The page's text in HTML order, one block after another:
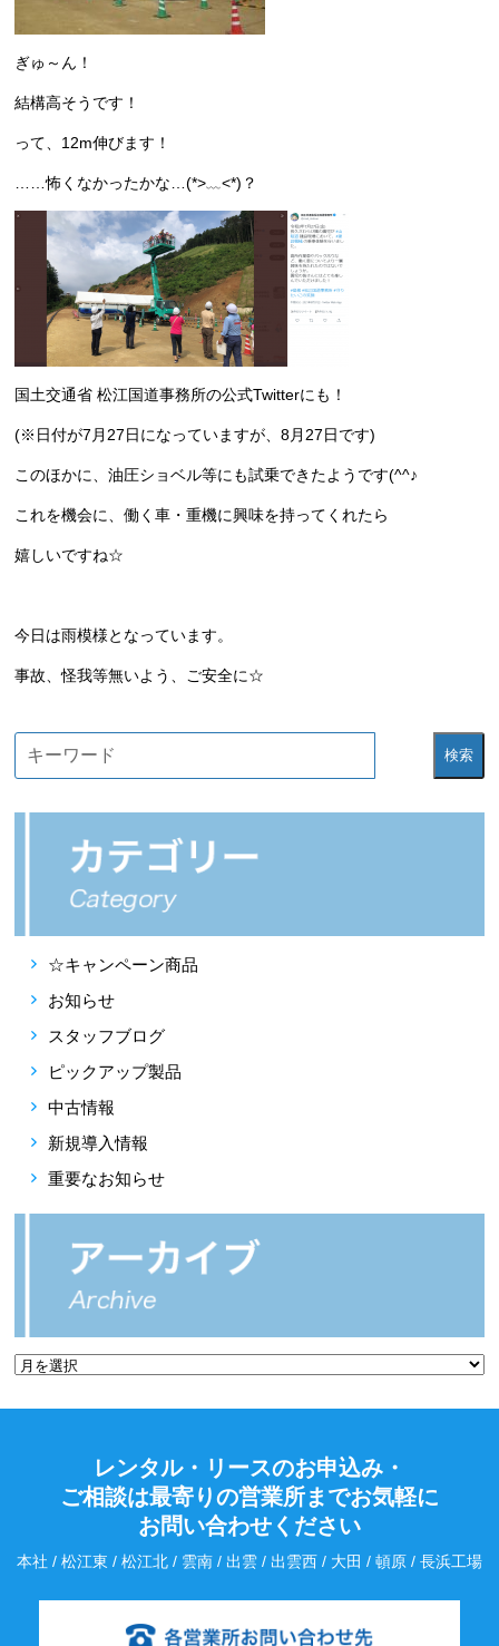
ぎゅ～ん！
結構高そうです！
って、12m伸びます！
……怖くなかったかな…(*>﹏<*)？
国土交通省 松江国道事務所の公式Twitterにも！
(※日付が7月27日になっていますが、8月27日です)
このほかに、油圧ショベル等にも試乗できたようです(^^♪
これを機会に、働く車・重機に興味を持ってくれたら
嬉しいですね☆
今日は雨模様となっています。
事故、怪我等無いよう、ご安全に☆
検索
☆キャンペーン商品
お知らせ
スタッフブログ
ピックアップ製品
中古情報
新規導入情報
重要なお知らせ
レンタル・リースのお申込み・
ご相談は最寄りの営業所までお気軽に
お問い合わせください
本社 / 松江東 / 松江北 / 雲南 / 出雲 / 出雲西 / 大田 / 頓原 / 長浜工場